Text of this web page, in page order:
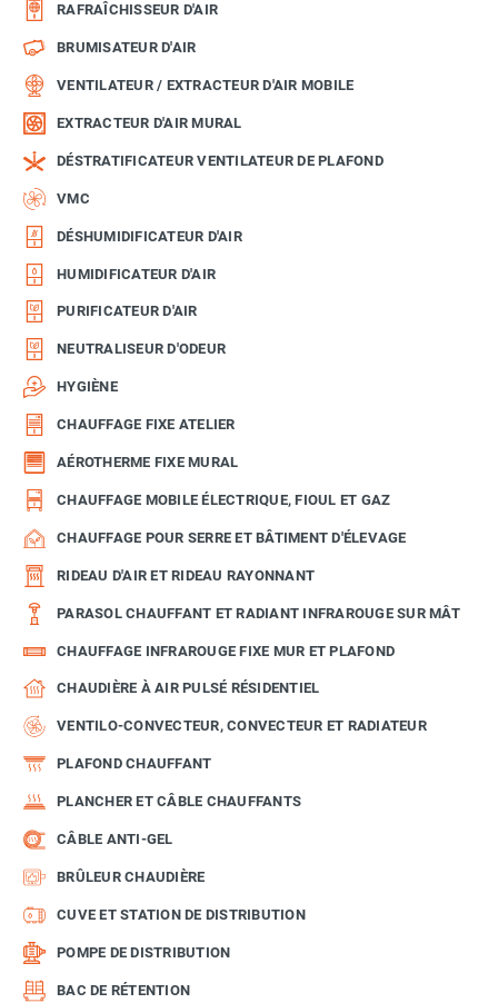
RAFRAÎCHISSEUR D'AIR
BRUMISATEUR D'AIR
VENTILATEUR / EXTRACTEUR D'AIR MOBILE
EXTRACTEUR D'AIR MURAL
DÉSTRATIFICATEUR VENTILATEUR DE PLAFOND
VMC
DÉSHUMIDIFICATEUR D'AIR
HUMIDIFICATEUR D'AIR
PURIFICATEUR D'AIR
NEUTRALISEUR D'ODEUR
HYGIÈNE
CHAUFFAGE FIXE ATELIER
AÉROTHERME FIXE MURAL
CHAUFFAGE MOBILE ÉLECTRIQUE, FIOUL ET GAZ
CHAUFFAGE POUR SERRE ET BÂTIMENT D'ÉLEVAGE
RIDEAU D'AIR ET RIDEAU RAYONNANT
PARASOL CHAUFFANT ET RADIANT INFRAROUGE SUR MÂT
CHAUFFAGE INFRAROUGE FIXE MUR ET PLAFOND
CHAUDIÈRE À AIR PULSÉ RÉSIDENTIEL
VENTILO-CONVECTEUR, CONVECTEUR ET RADIATEUR
PLAFOND CHAUFFANT
PLANCHER ET CÂBLE CHAUFFANTS
CÂBLE ANTI-GEL
BRÛLEUR CHAUDIÈRE
CUVE ET STATION DE DISTRIBUTION
POMPE DE DISTRIBUTION
BAC DE RÉTENTION